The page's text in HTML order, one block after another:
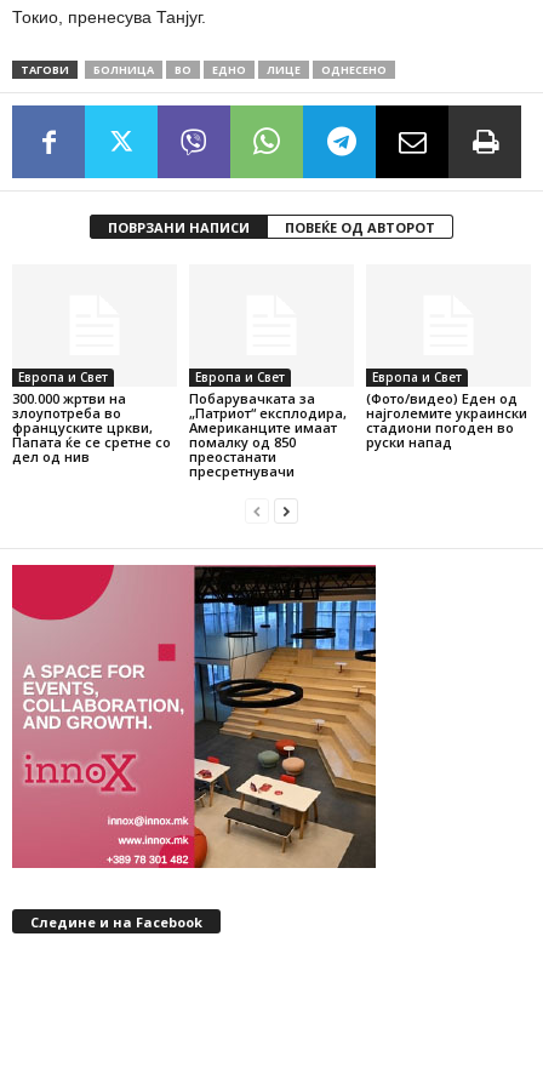
Токио, пренесува Танјуг.
ТАГОВИ БОЛНИЦА ВО ЕДНО ЛИЦЕ ОДНЕСЕНО
ПОВРЗАНИ НАПИСИ ПОВЕЌЕ ОД АВТОРОТ
Европа и Свет
300.000 жртви на
злоупотреба во
француските цркви,
Папата ќе се сретне со
дел од нив
Европа и Свет
Побарувачката за
„Патриот“ експлодира,
Американците имаат
помалку од 850
преостанати
пресретнувачи
Европа и Свет
(Фото/видео) Еден од
најголемите украински
стадиони погоден во
руски напад
Следине и на Facebook